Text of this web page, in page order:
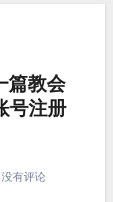
篇教会
号注册
没有评论